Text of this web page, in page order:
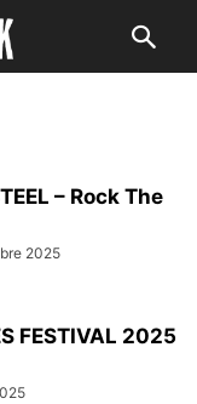
– Rock The
2025
FESTIVAL 2025